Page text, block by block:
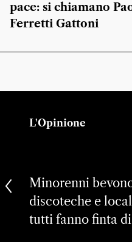
pace: si chiamano
Ferretti Gattoni
L'Opinione
Minorenni
discoteche e
tutti fanno finta